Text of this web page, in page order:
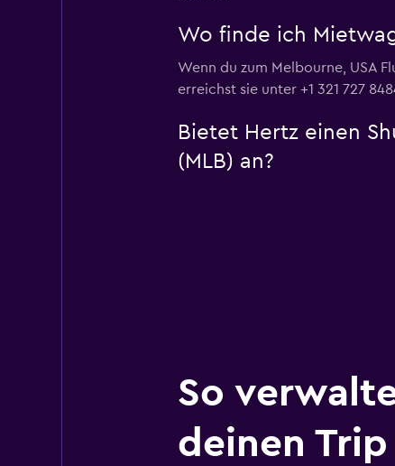
Wo finde ich
Wenn du zum Melbourne, USA
erreichst sie unter +1 321 727
Bietet Hertz einen
(MLB) an?
So
deinen Trip